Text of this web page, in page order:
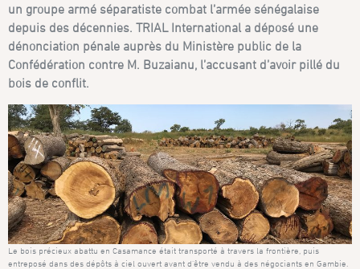
un groupe armé séparatiste combat l’armée sénégalaise
depuis des décennies. TRIAL International a déposé une
dénonciation pénale auprès du Ministère public de la
Confédération contre M. Buzaianu, l’accusant d’avoir pillé du
bois de conflit.
Le bois précieux abattu en Casamance était transporté à travers la frontière, puis
entreposé dans des dépôts à ciel ouvert avant d’être vendu à des négociants en Gambie.